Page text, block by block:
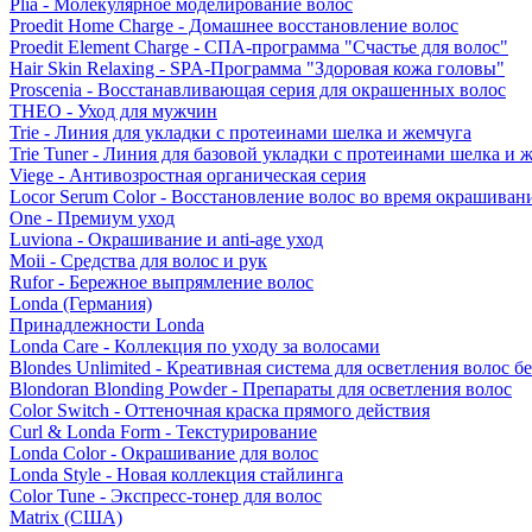
Plia - Молекулярное моделирование волос
Proedit Home Charge - Домашнее восстановление волос
Proedit Element Charge - СПА-программа "Счастье для волос"
Hair Skin Relaxing - SPA-Программа "Здоровая кожа головы"
Proscenia - Восстанавливающая серия для окрашенных волос
THEO - Уход для мужчин
Trie - Линия для укладки с протеинами шелка и жемчуга
Trie Tuner - Линия для базовой укладки с протеинами шелка и
Viege - Антивозростная органическая серия
Locor Serum Color - Восстановление волос во время
One - Премиум уход
Luviona - Окрашивание и anti-age уход
Moii - Средства для волос и рук
Rufor - Бережное выпрямление волос
Londa (Германия)
Принадлежности Londa
Londa Care - Коллекция по уходу за волосами
Blondes Unlimited - Креативная система для осветления волос
Blondoran Blonding Powder - Препараты для осветления волос
Color Switch - Оттеночная краска прямого действия
Curl & Londa Form - Текстурирование
Londa Color - Окрашивание для волос
Londa Style - Новая коллекция стайлинга
Color Tune - Экспресс-тонер для волос
Matrix (США)